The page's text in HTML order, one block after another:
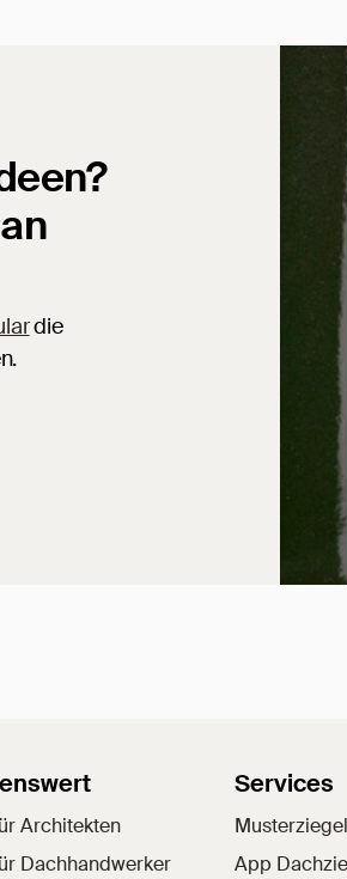
die
Architekten
Dachhandwerker
Services
App